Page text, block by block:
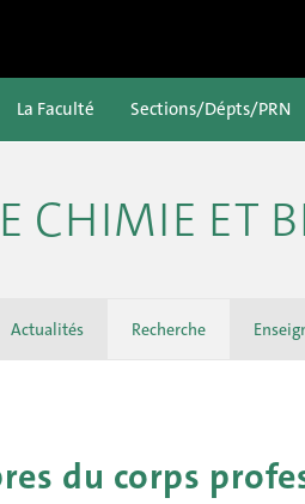
La Faculté Sections/Dépts/PRN
CHIMIE ET
Actualités Recherche
du corps